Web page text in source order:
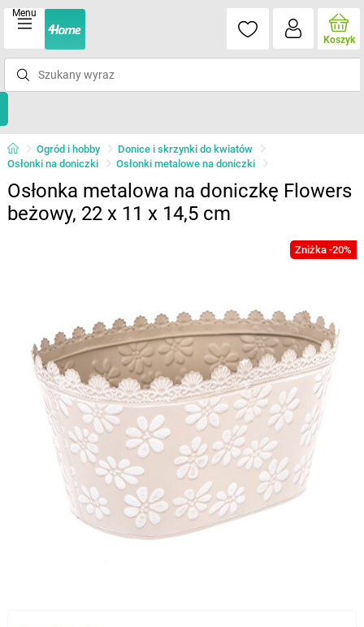
Menu
Koszyk
Ogród i hobby
Donice i skrzynki do kwiatów
Osłonki na doniczki
Osłonki metalowe na doniczki
Osłonka metalowa na doniczkę Flowers
beżowy, 22 x 11 x 14,5 cm
Zniżka -20%